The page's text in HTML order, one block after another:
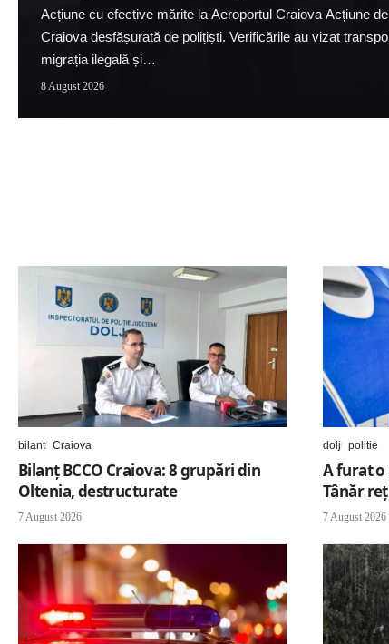
Acțiune cu efective mărite la Aeroportul Craiova Acțiune
Craiova desfășurată de polițiști. Verificările au vizat
migrația ilegală și…
8 August 2026
bilant Craiova
Bilanț BCCO Craiova: 8 grupări din
Oltenia, destructurate
7 August 2026
dolj politie
A furat o
Tânăr
7 August 2026